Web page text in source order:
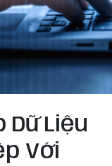
Dữ Liệu
Với